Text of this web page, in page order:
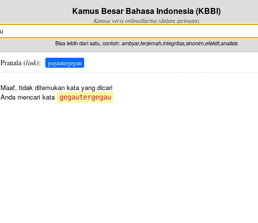
Kamus Besar Bahasa Indonesia (KBBI)
Kamus versi online/daring (dalam jaringan)
Bisa lebih dari satu, contoh: ambyar,terjemah,integritas,sinonim,efektif,analisis
Pranala (link): gegautergegau
Maaf, tidak ditemukan kata yang dicari
Anda mencari kata
gegautergegau